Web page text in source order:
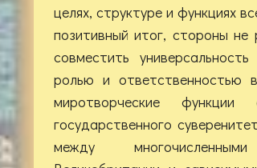
целях, структуре и функциях
позитивный итог, стороны
совместить
ролью и ответственностью
миротворческие
государственного
между